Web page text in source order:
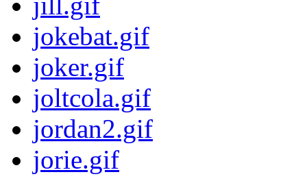
jokebat.gif
joker.gif
joltcola.gif
jordan2.gif
jorie.gif